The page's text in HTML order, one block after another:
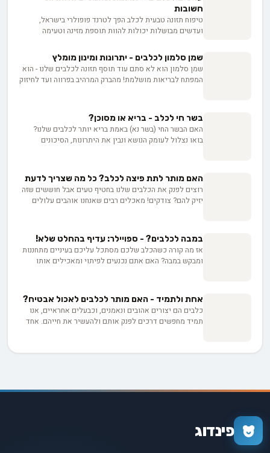
חשובות
טיפוח תזונה טבעית לכלב הפך לטרנד פופולרי בישראל,
ועדשים מבושלות יכולות להוות תוספת מזינה וטעימה
להכין עדשים בצורה נכונה, מהן הכמויות המומלצות וכיצד
להימנע מבעיות פוטנציאליות.
שמן סלמון לכלבים - יתרונות ומינון מומלץ
שמן סלמון הוא לא סתם עוד תוסף תזונה לכלבים שלנו - הוא
המפתח לבריאות מושלמת! מהברק המרהיב בפרווה ועד לחיזוק
התוסף הקסום הזה יכול להפוך את הכלב שלכם לבריא
ומאושר יותר.
בשר חי לכלב - בריא או מסוכן?
האם הבשר החי (בשר נא) באמת בריא יותר לכלבים שלנו?
בואו נצלול לעומק הנושא ונבין את היתרונות, הסיכונים
מטעויות נפוצות. יחד נלמד כיצד לקבל החלטות מושכלות
למען בריאות ורווחת הכלבים שלנו.
האם מותר לתת פיצה לכלב? כל מה שצריך לדעת
רוצים לפנק את הכלבים שלנו בחטיף טעים אבל חוששים שזה
יזיק להם? צודקים! מאכלים רבים שאנחנו אוהבים עלולים
חטיפים בריאים ובטוחים במיוחד בשבילם.
במבה לכלבים? - ספויילר: עדיף בהחלט שלא!
אז מה קורה כשהכלב שלכם מסתכל עליכם בעיניים מתחננות
ומבקש במבה? האם אתם נכנעים לפיתוי ומאכילים אותו
ההשפעות התזונתיות וההשלכות הבריאותיות של מתן במבה
לכלבים. נגלה מדוע החטיף הזה, למרות הפופולריות שלו,
עלול להזיק לחיית המחמד שלכם בטווח הארוך, ונציע
אלטרנטיבות בריאות יותר שיגרמו לזנב שלו לכשכש בשמחה.
אחת ולתמיד - האם מותר לכלבים לאכול אבטיח?
כלבים הם יצורים אהובים ונאמנים, וכבעלים אחראיים, אנו
תמיד מחפשים דרכים לפנק אותם ולהעשיר את חייהם. אחד
להאכיל את הכלבים שלנו באבטיח? במאמר זה, נצלול לתוך
פינדוג